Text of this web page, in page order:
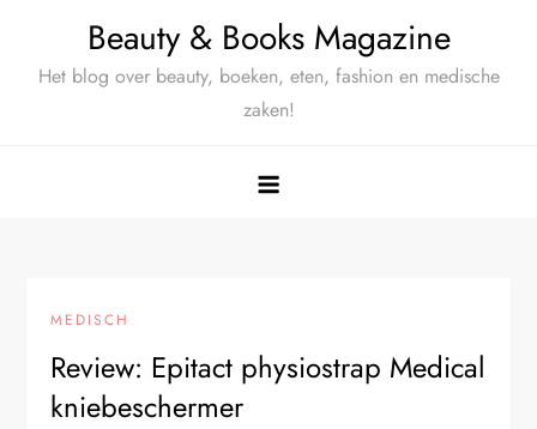
Beauty & Books Magazine
Het blog over beauty, boeken, eten, fashion en medische
zaken!
MEDISCH
Review: Epitact physiostrap Medical
kniebeschermer